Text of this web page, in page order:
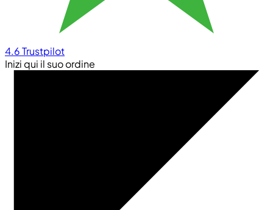
4.6Trustpilot
Inizi qui il suo ordine